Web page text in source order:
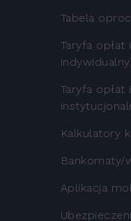
Tabela
Taryfa
Taryfa
Kalkulatory
Bankomaty/
Aplikacja